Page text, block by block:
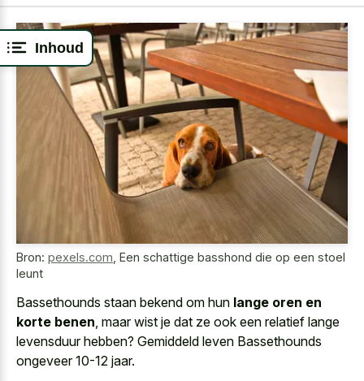
Inhoud
Bron: pexels.com Een schattige basshond die op een stoel
leunt
Bassethounds staan bekend om hun lange oren en
korte benen , maar wist je dat ze ook een relatief lange
levensduur hebben? Gemiddeld leven Bassethounds
ongeveer 10-12 jaar.